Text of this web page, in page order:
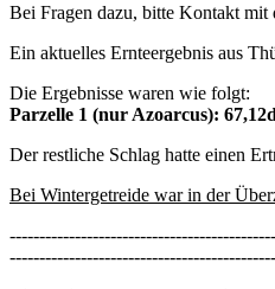
Bei Fragen dazu, bitte Kontakt mit
Ein aktuelles Ernteergebnis aus
Die Ergebnisse waren wie folgt:
Parzelle 1 (nur Azoarcus):
Der restliche Schlag hatte einen
Bei Wintergetreide war in der